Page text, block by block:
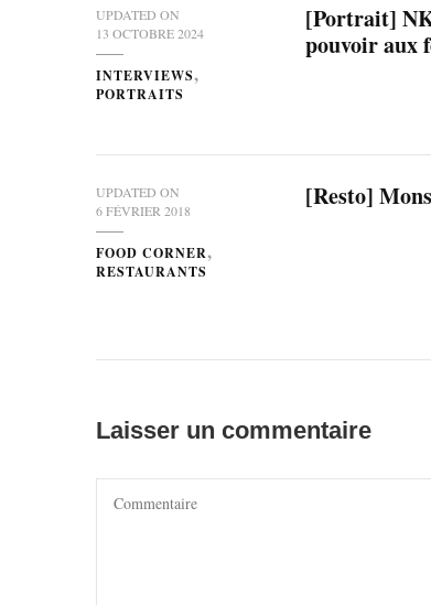
UPDATED ON
13 OCTOBRE 2024
INTERVIEWS
PORTRAITS
[Portrait]
pouvoir aux
UPDATED ON
6 FÉVRIER 2018
FOOD CORNER
RESTAURANTS
[Resto]
Laisser un commentaire